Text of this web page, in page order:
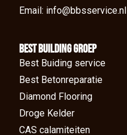
Email: info@bbsservice.nl
BEst Building groep
Best Buiding service
Best Betonreparatie
Diamond Flooring
Droge Kelder
CAS calamiteiten